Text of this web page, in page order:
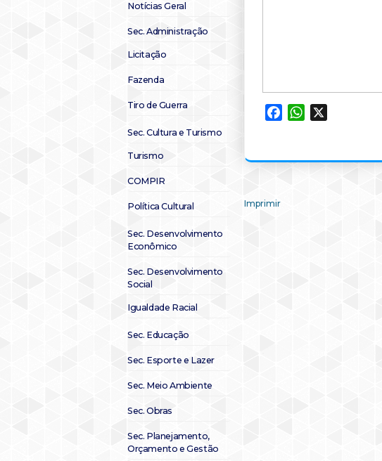
Notícias Geral
Sec. Administração
Licitação
Fazenda
Tiro de Guerra
Sec. Cultura e Turismo
Turismo
COMPIR
Política Cultural
Sec. Desenvolvimento
Econômico
Sec. Desenvolvimento
Social
Igualdade Racial
Sec. Educação
Sec. Esporte e Lazer
Sec. Meio Ambiente
Sec. Obras
Sec. Planejamento,
Orçamento e Gestão
FacebookWhatsApp
Imprimir